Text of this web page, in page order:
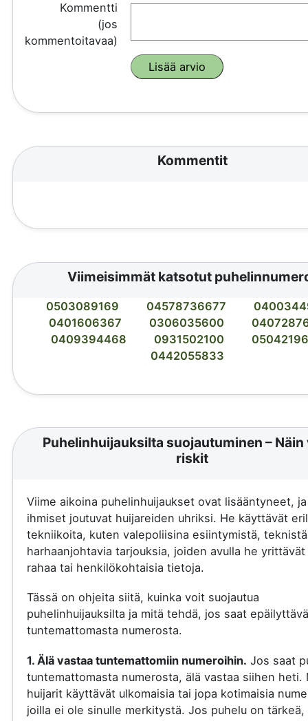
Kommentti
(jos
kommentoitavaa)
Kommentit
Viimeisimmät katsotut
0503089169 04578736677
0401606367
0306035600
0409394468
0931502100
0442055833
Puhelinhuijauksilta suojautuminen – Näin
riskit
Viime aikoina puhelinhuijaukset ovat lisääntyneet,
ihmiset joutuvat huijareiden uhriksi. He käyttävät
tekniikoita, kuten valepoliisina esiintymistä,
harhaanjohtavia tarjouksia, joiden avulla he yrittävät
rahaa tai henkilökohtaisia tietoja.
Tässä on ohjeita siitä, kuinka voit suojautua
puhelinhuijauksilta ja mitä tehdä, jos saat
tuntemattomasta numerosta.
1. Älä vastaa tuntemattomiin numeroihin. Jos saat
tuntemattomasta numerosta, älä vastaa siihen heti.
huijarit käyttävät ulkomaisia tai jopa kotimaisia
joilla ei ole sinulle merkitystä. Jos puhelu on